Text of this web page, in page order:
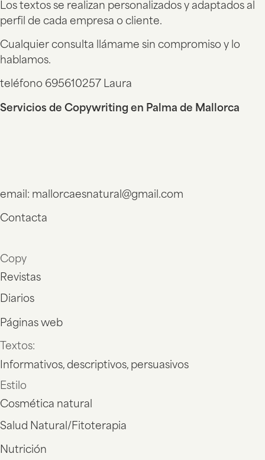
Los textos se realizan personalizados y adaptados al
perfil de cada empresa o cliente.
Cualquier consulta llámame sin compromiso y lo
hablamos.
teléfono 695610257 Laura
Servicios de Copywriting en Palma de Mallorca
email: mallorcaesnatural@gmail.com
Contacta
Copy
Revistas
Diarios
Páginas web
Textos:
Informativos, descriptivos, persuasivos
Estilo
Cosmética natural
Salud Natural/Fitoterapia
Nutrición